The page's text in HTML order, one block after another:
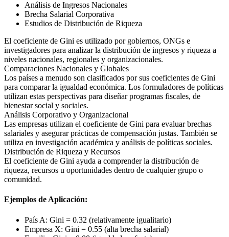
Análisis de Ingresos Nacionales
Brecha Salarial Corporativa
Estudios de Distribución de Riqueza
El coeficiente de Gini es utilizado por gobiernos, ONGs e
investigadores para analizar la distribución de ingresos y riqueza a
niveles nacionales, regionales y organizacionales.
Comparaciones Nacionales y Globales
Los países a menudo son clasificados por sus coeficientes de Gini
para comparar la igualdad económica. Los formuladores de políticas
utilizan estas perspectivas para diseñar programas fiscales, de
bienestar social y sociales.
Análisis Corporativo y Organizacional
Las empresas utilizan el coeficiente de Gini para evaluar brechas
salariales y asegurar prácticas de compensación justas. También se
utiliza en investigación académica y análisis de políticas sociales.
Distribución de Riqueza y Recursos
El coeficiente de Gini ayuda a comprender la distribución de
riqueza, recursos u oportunidades dentro de cualquier grupo o
comunidad.
Ejemplos de Aplicación:
País A: Gini = 0.32 (relativamente igualitario)
Empresa X: Gini = 0.55 (alta brecha salarial)